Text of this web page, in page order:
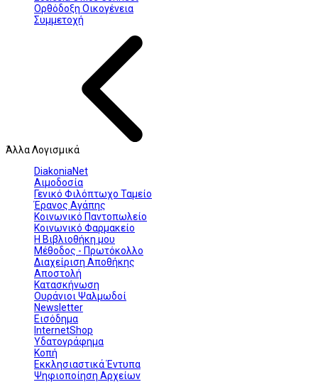
Ορθόδοξη Οικογένεια
Συμμετοχή
Άλλα Λογισμικά
DiakoniaNet
Αιμοδοσία
Γενικό Φιλόπτωχο Ταμείο
Έρανος Αγάπης
Κοινωνικό Παντοπωλείο
Κοινωνικό Φαρμακείο
Η Βιβλιοθήκη μου
Μέθοδος - Πρωτόκολλο
Διαχείριση Αποθήκης
Αποστολή
Κατασκήνωση
Ουράνιοι Ψαλμωδοί
Newsletter
Εισόδημα
InternetShop
Υδατογράφημα
Κοπή
Εκκλησιαστικά Έντυπα
Ψηφιοποίηση Αρχείων